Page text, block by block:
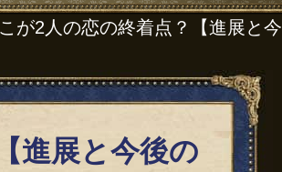
が2人の恋の終着点？【進展と今
進展と今後の